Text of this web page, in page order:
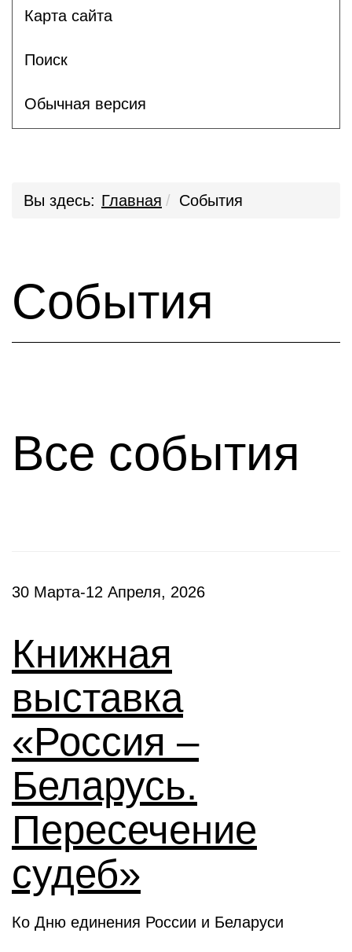
Карта сайта
Поиск
Обычная версия
Вы здесь: Главная События
События
Все события
30 Марта-12 Апреля, 2026
Книжная
выставка
«Россия –
Беларусь.
Пересечение
судеб»
Ко Дню единения России и Беларуси